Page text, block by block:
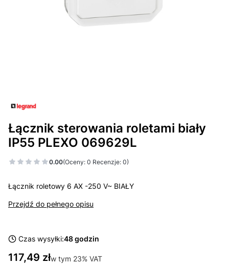
Łącznik sterowania roletami biały
IP55 PLEXO 069629L
0.00(Oceny: 0 Recenzje: 0)
Łącznik roletowy 6 AX -250 V~ BIAŁY
Przejdź do pełnego opisu
Czas wysyłki:48 godzin
Cena
117,49 złw tym 23% VAT
w tym 23% VAT